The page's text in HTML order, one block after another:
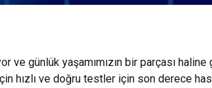
ve günlük yaşamımızın bir parçası haline
hızlı ve doğru testler için son derece